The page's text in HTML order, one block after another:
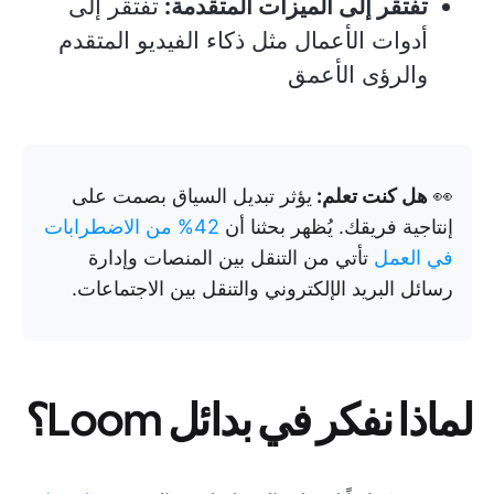
تفتقر إلى الميزات المتقدمة: تفتقر إلى
أدوات الأعمال مثل ذكاء الفيديو المتقدم
والرؤى الأعمق
👀 هل كنت تعلم: يؤثر تبديل السياق بصمت على
إنتاجية فريقك. يُظهر بحثنا أن
42% من الاضطرابات
في العمل تأتي من التنقل بين المنصات وإدارة
رسائل البريد الإلكتروني والتنقل بين الاجتماعات.
لماذا نفكر في بدائل Loom؟